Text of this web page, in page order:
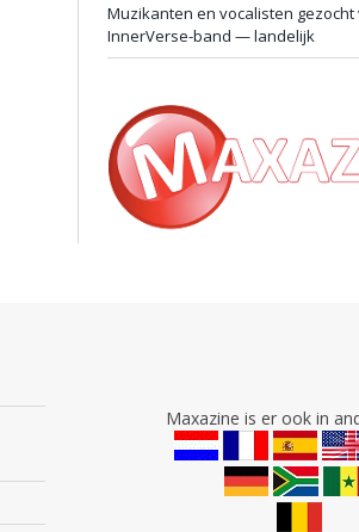
Muzikanten en vocalisten gezocht
InnerVerse-band — landelijk
Maxazine is er ook in